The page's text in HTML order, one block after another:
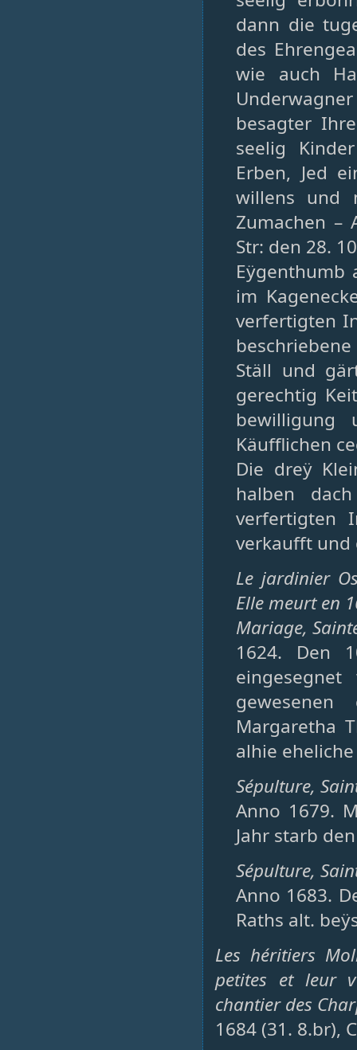
dann die
des
wie auch
besagter
seelig
Erben, Jed
willens und
Zumachen –
Str: den 28.
Eÿgenthumb
im
verfertigten
Ställ und
gerechtig
bewilligung
Käufflichen
Die dreÿ
halben
verfertigten
verkaufft und
Le jardinier
Elle meurt en
Mariage,
1624. Den
Margaretha
alhie
Sépulture,
Anno 1679.
Jahr starb
Sépulture,
Anno 1683.
Raths alt.
Les héritiers
petites et leur
chantier des
1684 (31. 8.br),